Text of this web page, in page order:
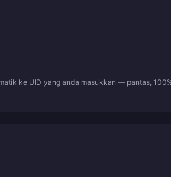
ke UID yang anda masukkan — pantas,